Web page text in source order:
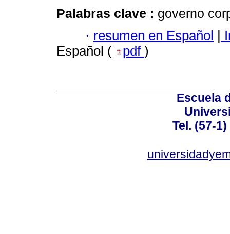
Palabras clave : governo
· resumen en Español |
Español (
pdf )
Escuela
Tel. (57-